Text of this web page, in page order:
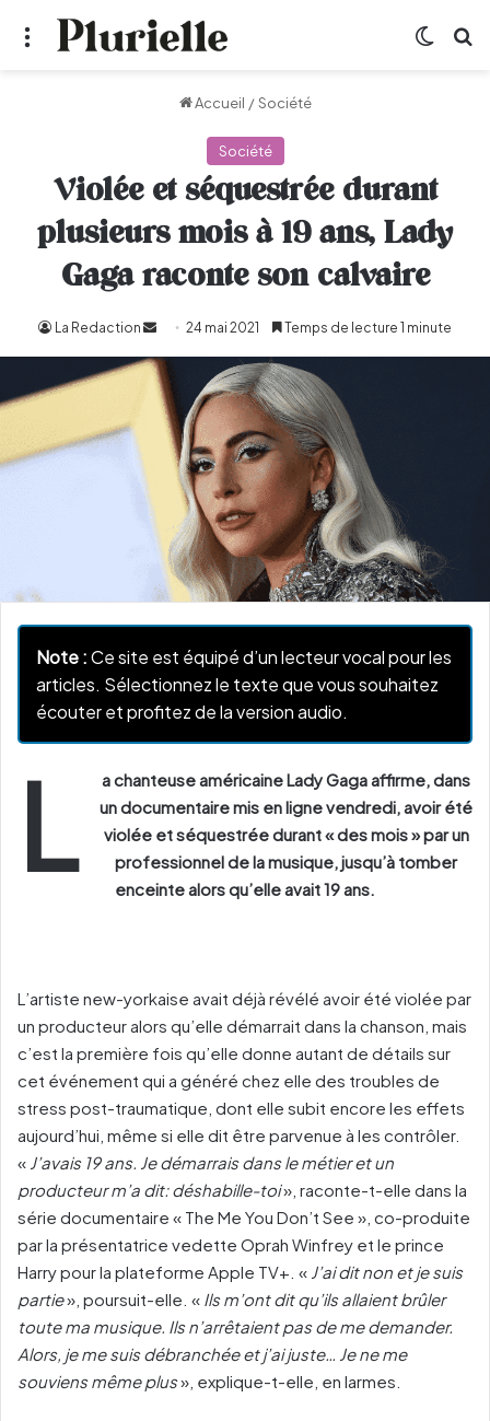
Menu
Accueil / Société
Société
Violée et séquestrée durant
plusieurs mois à 19 ans, Lady
Gaga raconte son calvaire
La Redaction
Envoyer
un
courriel
24 mai 2021 Temps de lecture 1 minute
Note :Ce site est équipé d’un lecteur vocal pour les
articles. Sélectionnez le texte que vous souhaitez
écouter et profitez de la version audio.
L
a chanteuse américaine Lady Gaga affirme, dans
un documentaire mis en ligne vendredi, avoir été
violée et séquestrée durant « des mois » par un
professionnel de la musique, jusqu’à tomber
enceinte alors qu’elle avait 19 ans.
L’artiste new-yorkaise avait déjà révélé avoir été violée par
un producteur alors qu’elle démarrait dans la chanson, mais
c’est la première fois qu’elle donne autant de détails sur
cet événement qui a généré chez elle des troubles de
stress post-traumatique, dont elle subit encore les effets
aujourd’hui, même si elle dit être parvenue à les contrôler.
« J’avais 19 ans. Je démarrais dans le métier et un
producteur m’a dit: déshabille-toi», raconte-t-elle dans la
série documentaire « The Me You Don’t See », co-produite
par la présentatrice vedette Oprah Winfrey et le prince
Harry pour la plateforme Apple TV+. « J’ai dit non et je suis
partie», poursuit-elle. « Ils m’ont dit qu’ils allaient brûler
toute ma musique. Ils n’arrêtaient pas de me demander.
Alors, je me suis débranchée et j’ai juste… Je ne me
souviens même plus», explique-t-elle, en larmes.